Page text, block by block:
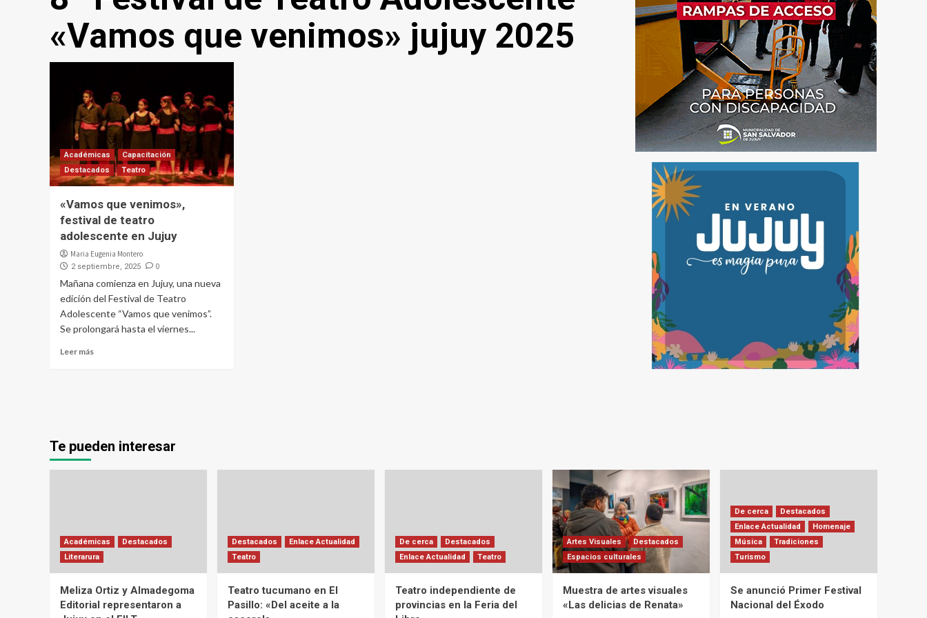
«Vamos que venimos» jujuy 2025
Académicas
Capacitación
Destacados
Teatro
«Vamos que venimos»,
festival de teatro
adolescente en Jujuy
Maria Eugenia Montero
2 septiembre, 2025 0
Mañana comienza en Jujuy, una nueva
edición del Festival de Teatro
Adolescente “Vamos que venimos”.
Se prolongará hasta el viernes...
Leer más
Te pueden interesar
Académicas
Destacados
Literarura
Meliza Ortiz y Almadegoma
Editorial representaron a
Destacados
Enlace Actualidad
Teatro
Teatro tucumano en El
Pasillo: «Del aceite a la
De cerca
Destacados
Enlace Actualidad
Teatro
Teatro independiente de
provincias en la Feria del
Artes Visuales
Destacados
Espacios culturales
Muestra de artes visuales
«Las delicias de Renata»
De cerca
Destacados
Enlace Actualidad
Homenaje
Música
Tradiciones
Turismo
Se anunció Primer Festival
Nacional del Éxodo